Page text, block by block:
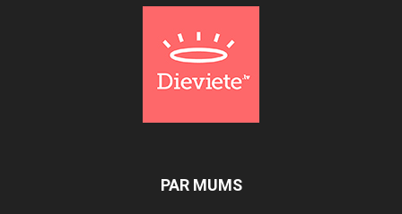
PAR MUMS